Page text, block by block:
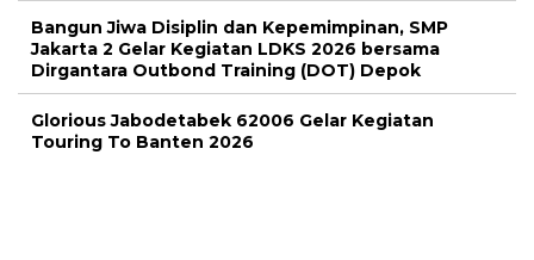
Bangun Jiwa Disiplin dan Kepemimpinan, SMP
Jakarta 2 Gelar Kegiatan LDKS 2026 bersama
Dirgantara Outbond Training (DOT) Depok
Glorious Jabodetabek 62006 Gelar Kegiatan
Touring To Banten 2026